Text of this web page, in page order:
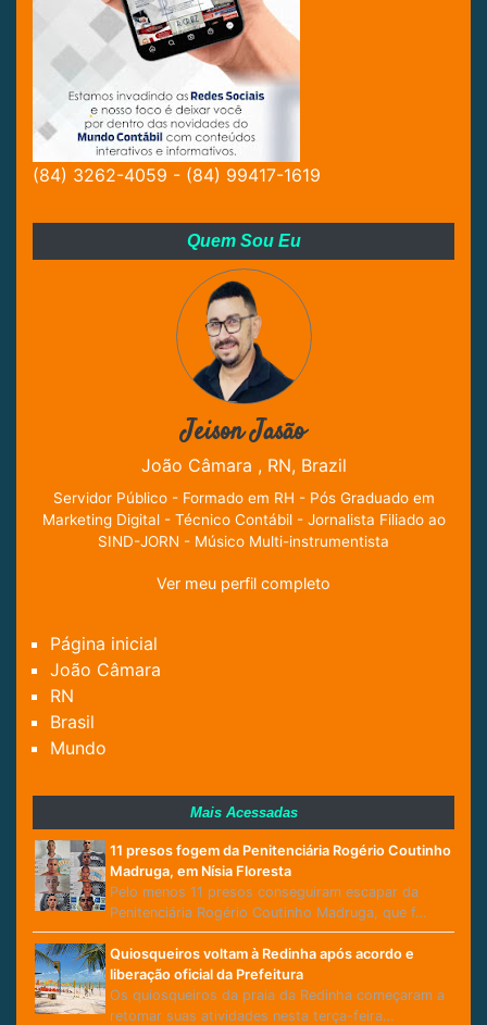
(84) 3262-4059 - (84) 99417-1619
Quem Sou Eu
Jeison Jasão
João Câmara , RN, Brazil
Servidor Público - Formado em RH - Pós Graduado em
Marketing Digital - Técnico Contábil - Jornalista Filiado ao
SIND-JORN - Músico Multi-instrumentista
Ver meu perfil completo
Página inicial
João Câmara
RN
Brasil
Mundo
Mais Acessadas
11 presos fogem da Penitenciária Rogério Coutinho
Madruga, em Nísia Floresta
Pelo menos 11 presos conseguiram escapar da
Penitenciária Rogério Coutinho Madruga, que f…
Quiosqueiros voltam à Redinha após acordo e
liberação oficial da Prefeitura
Os quiosqueiros da praia da Redinha começaram a
retomar suas atividades nesta terça-feira…